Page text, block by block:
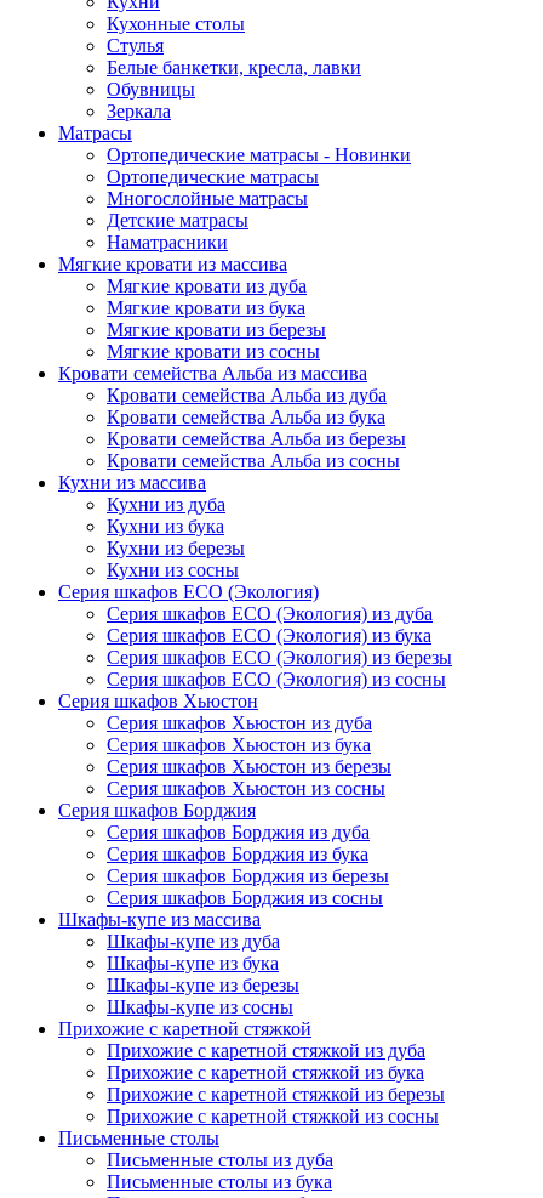
Кухонные столы
Стулья
Белые банкетки, кресла, лавки
Обувницы
Зеркала
Матрасы
Ортопедические матрасы - Новинки
Ортопедические матрасы
Многослойные матрасы
Детские матрасы
Наматрасники
Мягкие кровати из массива
Мягкие кровати из дуба
Мягкие кровати из бука
Мягкие кровати из березы
Мягкие кровати из сосны
Кровати семейства Альба из массива
Кровати семейства Альба из дуба
Кровати семейства Альба из бука
Кровати семейства Альба из березы
Кровати семейства Альба из сосны
Кухни из массива
Кухни из дуба
Кухни из бука
Кухни из березы
Кухни из сосны
Серия шкафов ECO (Экология)
Серия шкафов ECO (Экология) из дуба
Серия шкафов ECO (Экология) из бука
Серия шкафов ECO (Экология) из березы
Серия шкафов ECO (Экология) из сосны
Серия шкафов Хьюстон
Серия шкафов Хьюстон из дуба
Серия шкафов Хьюстон из бука
Серия шкафов Хьюстон из березы
Серия шкафов Хьюстон из сосны
Серия шкафов Борджия
Серия шкафов Борджия из дуба
Серия шкафов Борджия из бука
Серия шкафов Борджия из березы
Серия шкафов Борджия из сосны
Шкафы-купе из массива
Шкафы-купе из дуба
Шкафы-купе из бука
Шкафы-купе из березы
Шкафы-купе из сосны
Прихожие с каретной стяжкой
Прихожие с каретной стяжкой из дуба
Прихожие с каретной стяжкой из бука
Прихожие с каретной стяжкой из березы
Прихожие с каретной стяжкой из сосны
Письменные столы
Письменные столы из дуба
Письменные столы из бука